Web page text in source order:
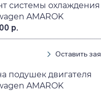
системы охлаждения
AMAROK
р.
Оставить
подушек двигателя
AMAROK